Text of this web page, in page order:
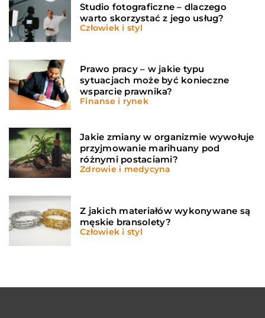
Studio fotograficzne – dlaczego
warto skorzystać z jego usług?
Człowiek i styl
Prawo pracy – w jakie typu
sytuacjach może być konieczne
wsparcie prawnika?
Finanse i rynek
Jakie zmiany w organizmie wywołuje
przyjmowanie marihuany pod
różnymi postaciami?
Zdrowie i medycyna
Z jakich materiałów wykonywane są
męskie bransolety?
Człowiek i styl